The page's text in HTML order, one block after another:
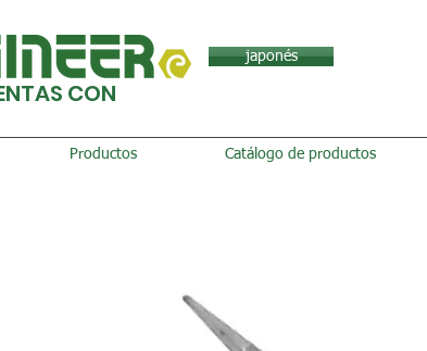
japonés
CON
Productos Catálogo de productos